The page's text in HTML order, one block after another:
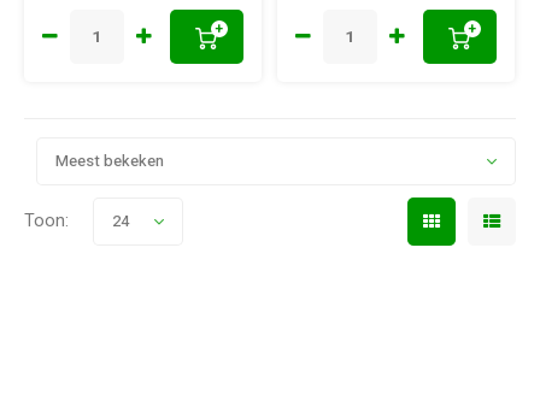
+ +
Meest bekeken
Toon: 24